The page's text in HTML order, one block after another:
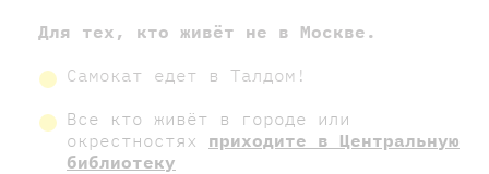
Для тех, кто живёт не в Москве.
Самокат едет в Талдом!
Все кто живёт в городе или
окрестностях приходите в Центральную
библиотеку